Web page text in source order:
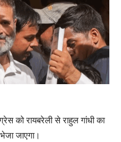
को रायबरेली से राहुल गांधी का
जाएगा।